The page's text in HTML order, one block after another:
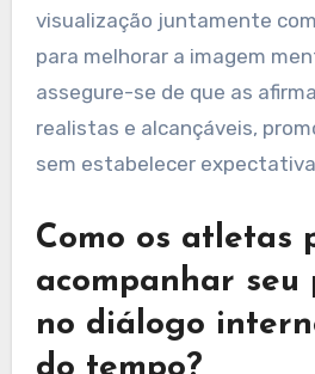
linguagem específica que
objetivos, como “Estou
resistência.” Incorpore o
reforçar a crença. Use
integrando-as nas rotinas
visualização juntamente com
para melhorar a imagem
assegure-se de que as
realistas e alcançáveis,